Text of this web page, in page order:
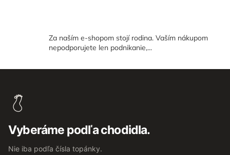
Za naším e-shopom stojí rodina. Vaším nákupom
nepodporujete len podnikanie,...
Vyberáme podľa chodidla.
Nie iba podľa čísla topánky.